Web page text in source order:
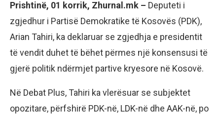
Prishtinë, 01 korrik, Zhurnal.mk – Deputeti i
zgjedhur i Partisë Demokratike të Kosovës (PDK),
Arian Tahiri, ka deklaruar se zgjedhja e presidentit
të vendit duhet të bëhet përmes një konsensusi të
gjerë politik ndërmjet partive kryesore në Kosovë.
Në Debat Plus, Tahiri ka vlerësuar se subjektet
opozitare, përfshirë PDK-në, LDK-në dhe AAK-në, po